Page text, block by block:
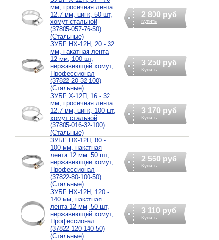
мм, просечная лента
12.7 мм, цинк, 50 шт,
хомут стальной
(37805-057-76-50)
(Стальные)
2 800 руб
Купить
ЗУБР НХ-12Н, 20 - 32
мм, накатная лента
12 мм, 100 шт,
нержавеющий хомут,
Профессионал
(37822-20-32-100)
(Стальные)
3 250 руб
Купить
ЗУБР Х-12П, 16 - 32
мм, просечная лента
12.7 мм, цинк, 100 шт,
хомут стальной
(37805-016-32-100)
(Стальные)
3 170 руб
Купить
ЗУБР НХ-12Н, 80 -
100 мм, накатная
лента 12 мм, 50 шт,
нержавеющий хомут,
Профессионал
(37822-80-100-50)
(Стальные)
2 560 руб
Купить
ЗУБР НХ-12Н, 120 -
140 мм, накатная
лента 12 мм, 50 шт,
нержавеющий хомут,
Профессионал
(37822-120-140-50)
(Стальные)
3 110 руб
Купить